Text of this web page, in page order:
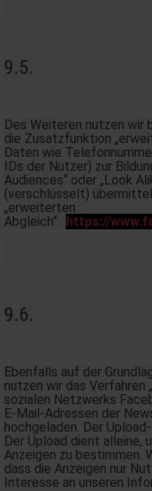
9.5.
Des Weiteren nutzen wir
die Zusatzfunktion
Daten wie
IDs der Nutzer) zur
Audiences“ oder „Look
(verschlüsselt)
„erweiterten
Abgleich“: https://
9.6.
Ebenfalls auf der
nutzen wir das Verfahren
sozialen Netzwerks
E-Mail-Adressen der
hochgeladen. Der
Der Upload dient alleine,
Anzeigen zu bestimmen.
dass die Anzeigen nur
Interesse an unseren